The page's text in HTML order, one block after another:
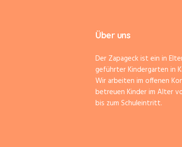
Über uns
Der Zapageck ist ein in
geführter Kindergarten in
Wir arbeiten im offenen
betreuen Kinder im Alter
bis zum Schuleintritt.